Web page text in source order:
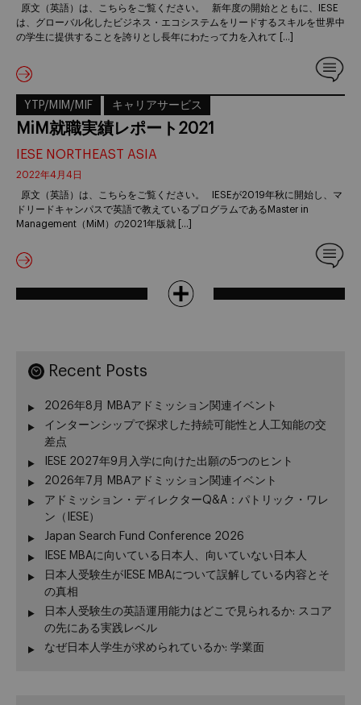
原文（英語）は、こちらをご覧ください。 新年度の開始とともに、IESE
は、グローバル化したビジネス・エコシステムをリードするスキルを世界中
の学生に提供することを誇りとし長年にわたって力を入れて […]
YTP/MIM/MIF キャリアサービス
MiM就職実績レポート2021
IESE NORTHEAST ASIA
2022年4月4日
原文（英語）は、こちらをご覧ください。 IESEが2019年秋に開始し、マ
ドリードキャンパスで英語で教えているプログラムであるMaster in
Management（MiM）の2021年版就 […]
Recent Posts
2026年8月 MBAアドミッション関連イベント
インターンシップで探求した持続可能性と人工知能の交
差点
IESE 2027年9月入学に向けた出願の5つのヒント
2026年7月 MBAアドミッション関連イベント
アドミッション・ディレクターQ&A：パトリック・ワレ
ン（IESE）
Japan Search Fund Conference 2026
IESE MBAに向いている日本人、向いていない日本人
日本人受験生がIESE MBAについて誤解している内容とそ
の真相
日本人受験生の英語運用能力はどこで見られるか: スコア
の先にある実践レベル
なぜ日本人学生が求められているか: 学業面